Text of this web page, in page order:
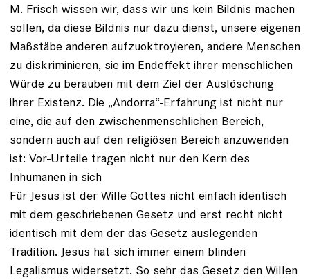
M. Frisch wissen wir, dass wir uns kein Bildnis machen
sollen, da diese Bildnis nur dazu dienst, unsere eigenen
Maßstäbe anderen aufzuoktroyieren, andere Menschen
zu diskriminieren, sie im Endeffekt ihrer menschlichen
Würde zu berauben mit dem Ziel der Auslöschung
ihrer Existenz. Die „Andorra“-Erfahrung ist nicht nur
eine, die auf den zwischenmenschlichen Bereich,
sondern auch auf den religiösen Bereich anzuwenden
ist: Vor-Urteile tragen nicht nur den Kern des
Inhumanen in sich
Für Jesus ist der Wille Gottes nicht einfach identisch
mit dem geschriebenen Gesetz und erst recht nicht
identisch mit dem der das Gesetz auslegenden
Tradition. Jesus hat sich immer einem blinden
Legalismus widersetzt. So sehr das Gesetz den Willen